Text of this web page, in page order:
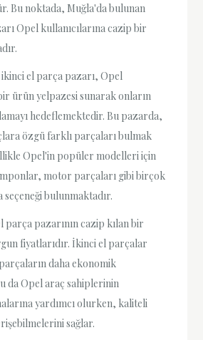
Bu noktada, Muğla'da bulunan
Opel kullanıcılarına cazip bir
el parça pazarı, Opel
ürün yelpazesi sunarak onların
hedeflemektedir. Bu pazarda,
özgü farklı parçaları bulmak
Opel'in popüler modelleri için
motor parçaları gibi birçok
bulunmaktadır.
parça pazarının cazip kılan bir
fiyatlarıdır. İkinci el parçalar
daha ekonomik
da Opel araç sahiplerinin
yardımcı olurken, kaliteli
sağlar.